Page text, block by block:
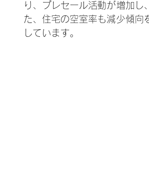
り、プレセール活動が増加し
た、住宅の空室率も減少傾向
しています。